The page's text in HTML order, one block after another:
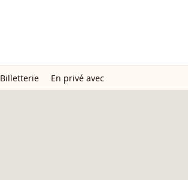
Billetterie En privé avec